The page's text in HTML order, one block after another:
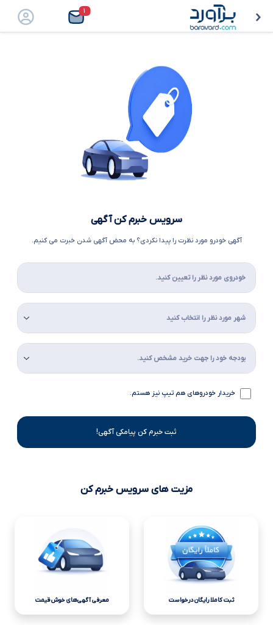
سرویس خبرم کن آگهی
آگهی خودرو مورد نظرت را پیدا نکردی؟ به محض آگهی شدن خبرت می کنیم.
خریدار خودروهای هم تیپ نیز هستم.
ثبت خبرم کن پیامکی آگهی!
مزیت های سرویس خبرم کن
ثبت کاملا رایگان درخواست معرفی آگهی‌های خوش قیمت